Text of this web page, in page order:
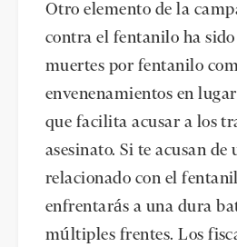
Otro elemento de la
contra el fentanilo ha
muertes por fentanilo
envenenamientos en
que facilita acusar a los
asesinato. Si te acusan de
relacionado con el
enfrentarás a una dura
múltiples frentes. Los